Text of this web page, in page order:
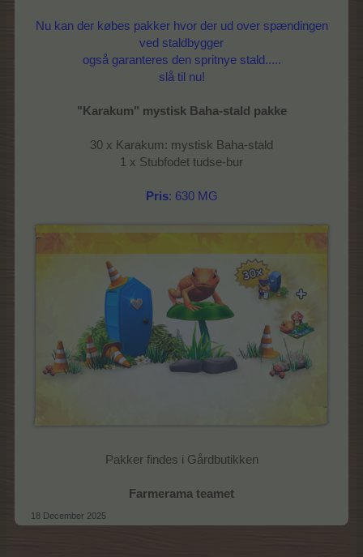
Nu kan der købes pakker hvor der ud over spændingen
ved staldbygger
også garanteres den spritnye stald.....
slå til nu!
"Karakum" mystisk Baha-stald pakke
30 x Karakum: mystisk Baha-stald
1 x Stubfodet tudse-bur
Pris: 630 MG
Pakker findes i Gårdbutikken
Farmerama teamet
18 December 2025